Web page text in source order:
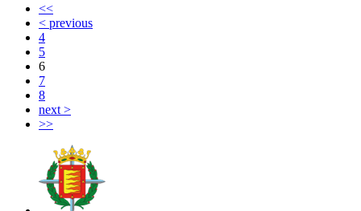
<<
< previous
4
5
6
7
8
next >
>>